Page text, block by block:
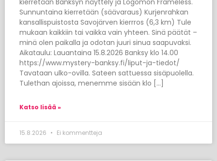
kierretään Banksyn näyttely ja Logomon Frameless.
Sunnuntaina kierretään (säävaraus) Kurjenrahkan
kansallispuistosta Savojärven kierrros (6,3 km) Tule
mukaan kaikkiin tai vaikka vain yhteen. Sinä päätät –
minä olen paikalla ja odotan juuri sinua saapuvaksi.
Aikataulu: Lauantaina 15.8.2026 Banksy klo 14.00
https://www.mystery-banksy.fi/liput-ja-tiedot/
Tavataan ulko-ovilla. Sateen sattuessa sisäpuolella.
Tulethan ajoissa, menemme sisään klo […]
Katso lisää »
15.8.2026 Ei kommentteja